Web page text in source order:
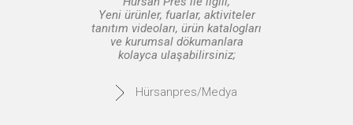
© 2020 Hürsan Pres
Yeni ürünler, fuarlar, aktiviteler
tanıtım videoları, ürün katalogları
ve kurumsal dökumanlara
kolayca ulaşabilirsiniz;
Hürsanpres/Medya